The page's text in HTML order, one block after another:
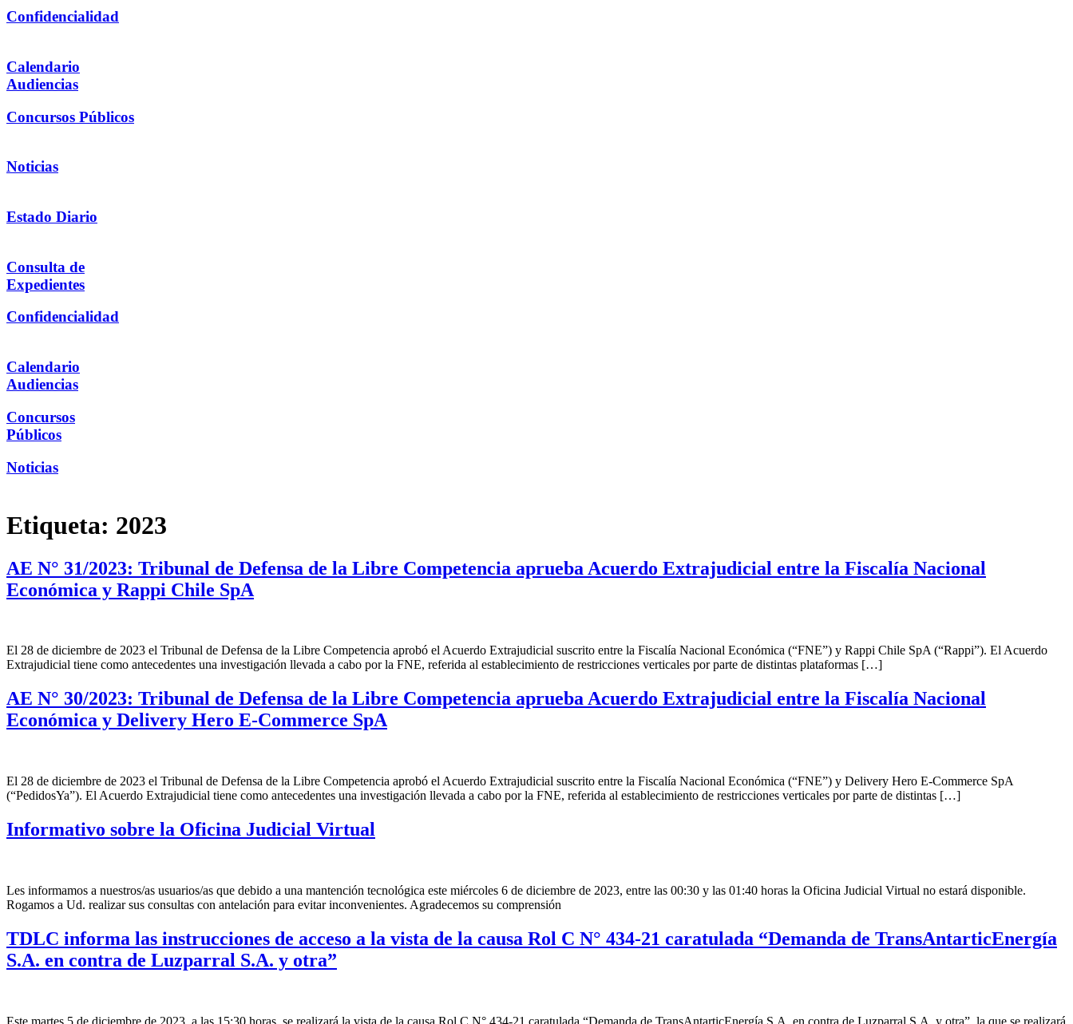
Confidencialidad
Calendario
Audiencias
Concursos Públicos
Noticias
Estado Diario
Consulta de
Expedientes
Confidencialidad
Calendario
Audiencias
Concursos
Públicos
Noticias
Etiqueta: 2023
AE N° 31/2023: Tribunal de Defensa de la Libre Competencia aprueba Acuerdo Extrajudicial entre la Fiscalía Nacional
Económica y Rappi Chile SpA
El 28 de diciembre de 2023 el Tribunal de Defensa de la Libre Competencia aprobó el Acuerdo Extrajudicial suscrito entre la Fiscalía Nacional Económica (“FNE”) y Rappi Chile SpA (“Rappi”). El Acuerdo
Extrajudicial tiene como antecedentes una investigación llevada a cabo por la FNE, referida al establecimiento de restricciones verticales por parte de distintas plataformas […]
AE N° 30/2023: Tribunal de Defensa de la Libre Competencia aprueba Acuerdo Extrajudicial entre la Fiscalía Nacional
Económica y Delivery Hero E-Commerce SpA
El 28 de diciembre de 2023 el Tribunal de Defensa de la Libre Competencia aprobó el Acuerdo Extrajudicial suscrito entre la Fiscalía Nacional Económica (“FNE”) y Delivery Hero E-Commerce SpA
(“PedidosYa”). El Acuerdo Extrajudicial tiene como antecedentes una investigación llevada a cabo por la FNE, referida al establecimiento de restricciones verticales por parte de distintas […]
Informativo sobre la Oficina Judicial Virtual
Les informamos a nuestros/as usuarios/as que debido a una mantención tecnológica este miércoles 6 de diciembre de 2023, entre las 00:30 y las 01:40 horas la Oficina Judicial Virtual no estará disponible.
Rogamos a Ud. realizar sus consultas con antelación para evitar inconvenientes. Agradecemos su comprensión
TDLC informa las instrucciones de acceso a la vista de la causa Rol C N° 434-21 caratulada “Demanda de TransAntarticEnergía
S.A. en contra de Luzparral S.A. y otra”
Este martes 5 de diciembre de 2023, a las 15:30 horas, se realizará la vista de la causa Rol C N° 434-21 caratulada “Demanda de TransAntarticEnergía S.A. en contra de Luzparral S.A. y otra”, la que se realizará